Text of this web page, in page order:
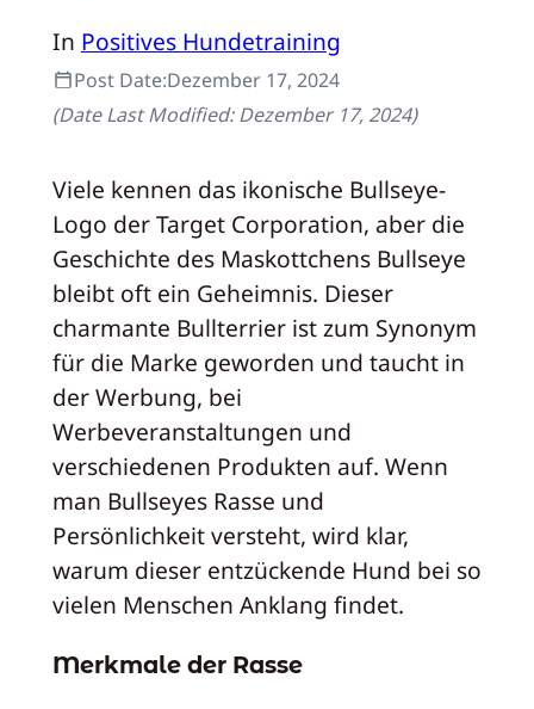
In Positives Hundetraining
Post Date:Dezember 17, 2024
(Date Last Modified:Dezember 17, 2024)
Viele kennen das ikonische Bullseye-
Logo der Target Corporation, aber die
Geschichte des Maskottchens Bullseye
bleibt oft ein Geheimnis. Dieser
charmante Bullterrier ist zum Synonym
für die Marke geworden und taucht in
der Werbung, bei
Werbeveranstaltungen und
verschiedenen Produkten auf. Wenn
man Bullseyes Rasse und
Persönlichkeit versteht, wird klar,
warum dieser entzückende Hund bei so
vielen Menschen Anklang findet.
Merkmale der Rasse